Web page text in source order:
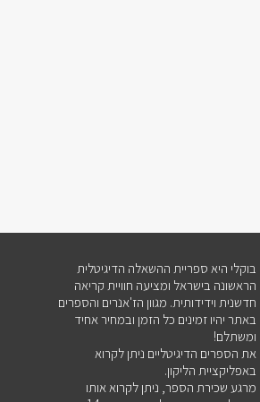
בוקלי היא ספריית ההשאלה הדיגיטלית
הראשונה בישראל ומציעה חוויית קריאה
חדשנית וידידותית. מגוון הז'אנרים והספרים
באתר יהיו זמינים כל הזמן ובמחיר אחיד
ומשתלם!
את הספרים הדיגיטליים ניתן לקרוא
באפליקציית הליקון.
מרגע שכירת הספר, ניתן לקרוא אותו